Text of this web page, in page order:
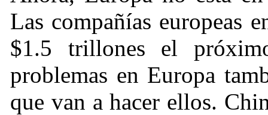
Las compañías europeas
$1.5 trillones el
problemas en Europa
que van a hacer ellos.